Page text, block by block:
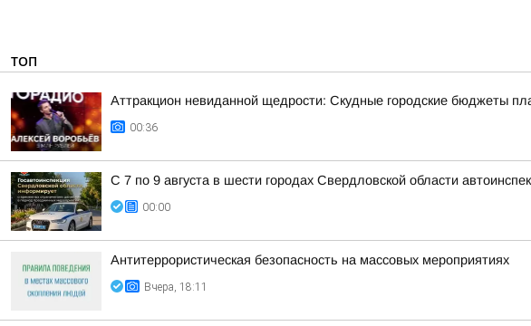
ТОП
Аттракцион невиданной щедрости: Скудные городские бюджеты
00:36
С 7 по 9 августа в шести городах Свердловской области
00:00
Антитеррористическая безопасность на массовых мероприятиях
Вчера, 18:11